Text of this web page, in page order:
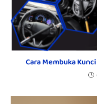
Cara Membuka